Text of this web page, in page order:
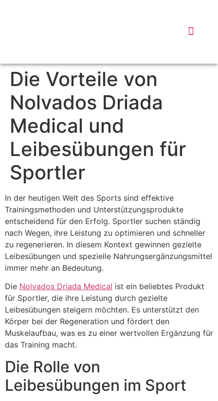
Die Vorteile von
Nolvados Driada
Medical und
Leibesübungen für
Sportler
In der heutigen Welt des Sports sind effektive
Trainingsmethoden und Unterstützungsprodukte
entscheidend für den Erfolg. Sportler suchen ständig
nach Wegen, ihre Leistung zu optimieren und schneller
zu regenerieren. In diesem Kontext gewinnen gezielte
Leibesübungen und spezielle Nahrungsergänzungsmittel
immer mehr an Bedeutung.
Die Nolvados Driada Medical ist ein beliebtes Produkt
für Sportler, die ihre Leistung durch gezielte
Leibesübungen steigern möchten. Es unterstützt den
Körper bei der Regeneration und fördert den
Muskelaufbau, was es zu einer wertvollen Ergänzung für
das Training macht.
Die Rolle von
Leibesübungen im Sport